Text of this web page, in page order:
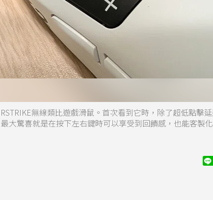
無線類比遊戲滑鼠。首次看到它時，除了超低點擊
大驚喜就是在按下左右鍵時可以享受到回饋感，也能客製